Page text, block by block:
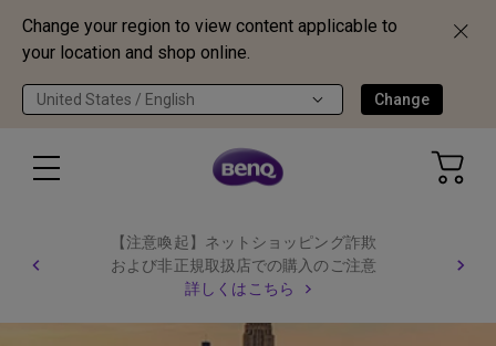
Change your region to view content applicable to
your location and shop online.
United States / English Change
【注意喚起】ネットショッピング詐欺
および非正規取扱店での購入のご注意
詳しくはこちら